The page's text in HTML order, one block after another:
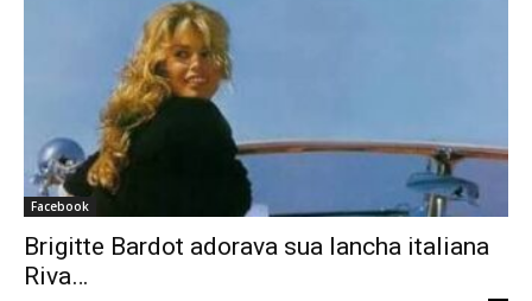
Facebook
Brigitte Bardot adorava sua lancha italiana
Riva…